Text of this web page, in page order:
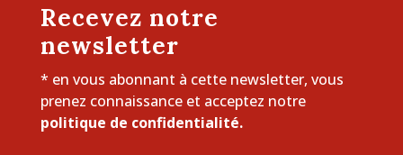
Recevez notre
newsletter
* en vous abonnant à cette newsletter, vous
prenez connaissance et acceptez notre
politique de confidentialité.